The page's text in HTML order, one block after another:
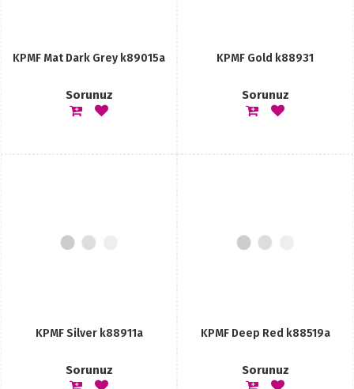
KPMF Mat Dark Grey k89015a
Sorunuz
KPMF Gold k88931
Sorunuz
KPMF Silver k88911a
Sorunuz
KPMF Deep Red k88519a
Sorunuz